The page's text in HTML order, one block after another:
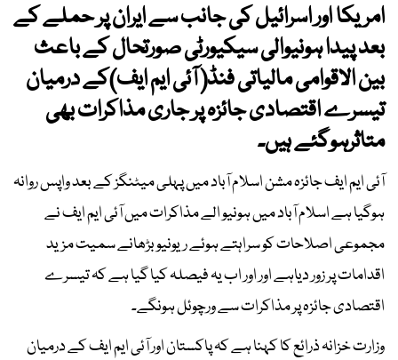
امریکا اور اسرائیل کی جانب سے ایران پر حملے کے
بعد پیدا ہونیوالی سیکیورٹی صورتحال کے باعث
بین الاقوامی مالیاتی فنڈ( آئی ایم ایف)کے درمیان
تیسرے اقتصادی جائزہ پر جاری مذاکرات بھی
متاثرہوگئے ہیں۔
آئی ایم ایف جائزہ مشن اسلام آباد میں پہلی میٹنگز کے بعد واپس روانہ
ہوگیا ہے اسلام آباد میں ہونیو الے مذاکرات میں آئی ایم ایف نے
مجموعی اصلاحات کو سراہتے ہوئے ریونیو بڑھانے سمیت مزید
اقدامات پر زور دیاہے اور اور اب یہ فیصلہ کیا گیا ہے کہ تیسرے
اقتصادی جائزہ پر مذاکرات سے ورچوئل ہونگے۔
وزارت خزانہ ذرائع کا کہنا ہے کہ پاکستان اور آئی ایم ایف کے درمیان